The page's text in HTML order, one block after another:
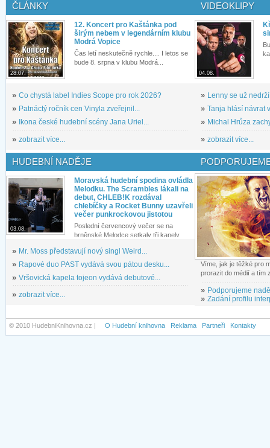
ČLÁNKY
28.07.
12. Koncert pro Kaštánka pod
širým nebem v legendárním klubu
Modrá Vopice
Čas letí neskutečně rychle.... I letos se
bude 8. srpna v klubu Modrá...
» Co chystá label Indies Scope pro rok 2026?
» Patnáctý ročník cen Vinyla zveřejnil...
»
Ikona české hudební scény Jana Uriel...
» zobrazit více...
VIDEOKLIPY
04.08.
» Lenny se už
» Tanja hlásí návrat
» Michal Hrůza
» zobrazit více...
HUDEBNÍ NADĚJE
03.08.
Moravská hudební spodina ovládla
Melodku. The Scrambles lákali na
debut, CHLEB!K rozdával
chlebíčky a Rocket Bunny uzavřeli
večer punkrockovou jistotou
Poslední červencový večer se na
brněnské Melodce setkaly tři kapely...
» Mr. Moss představují nový singl Weird...
» Rapové duo PAST vydává svou pátou desku...
» Vršovická kapela tojeon vydává debutové...
» zobrazit více...
Víme, jak je těžké pro
prorazit do médií a tím
» Podporujeme
» Zadání profilu
© 2010 HudebniKnihovna.cz | O Hudební knihovna Reklama Partneři Kontakty